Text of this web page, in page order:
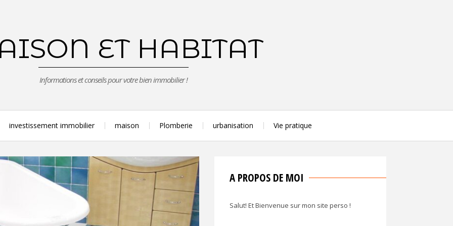
ET HABITAT
Informations et conseils pour votre bien immobilier !
investissement immobilier maison Plomberie urbanisation Vie pratique
A PROPOS DE MOI
Salut! Et Bienvenue sur mon site perso !